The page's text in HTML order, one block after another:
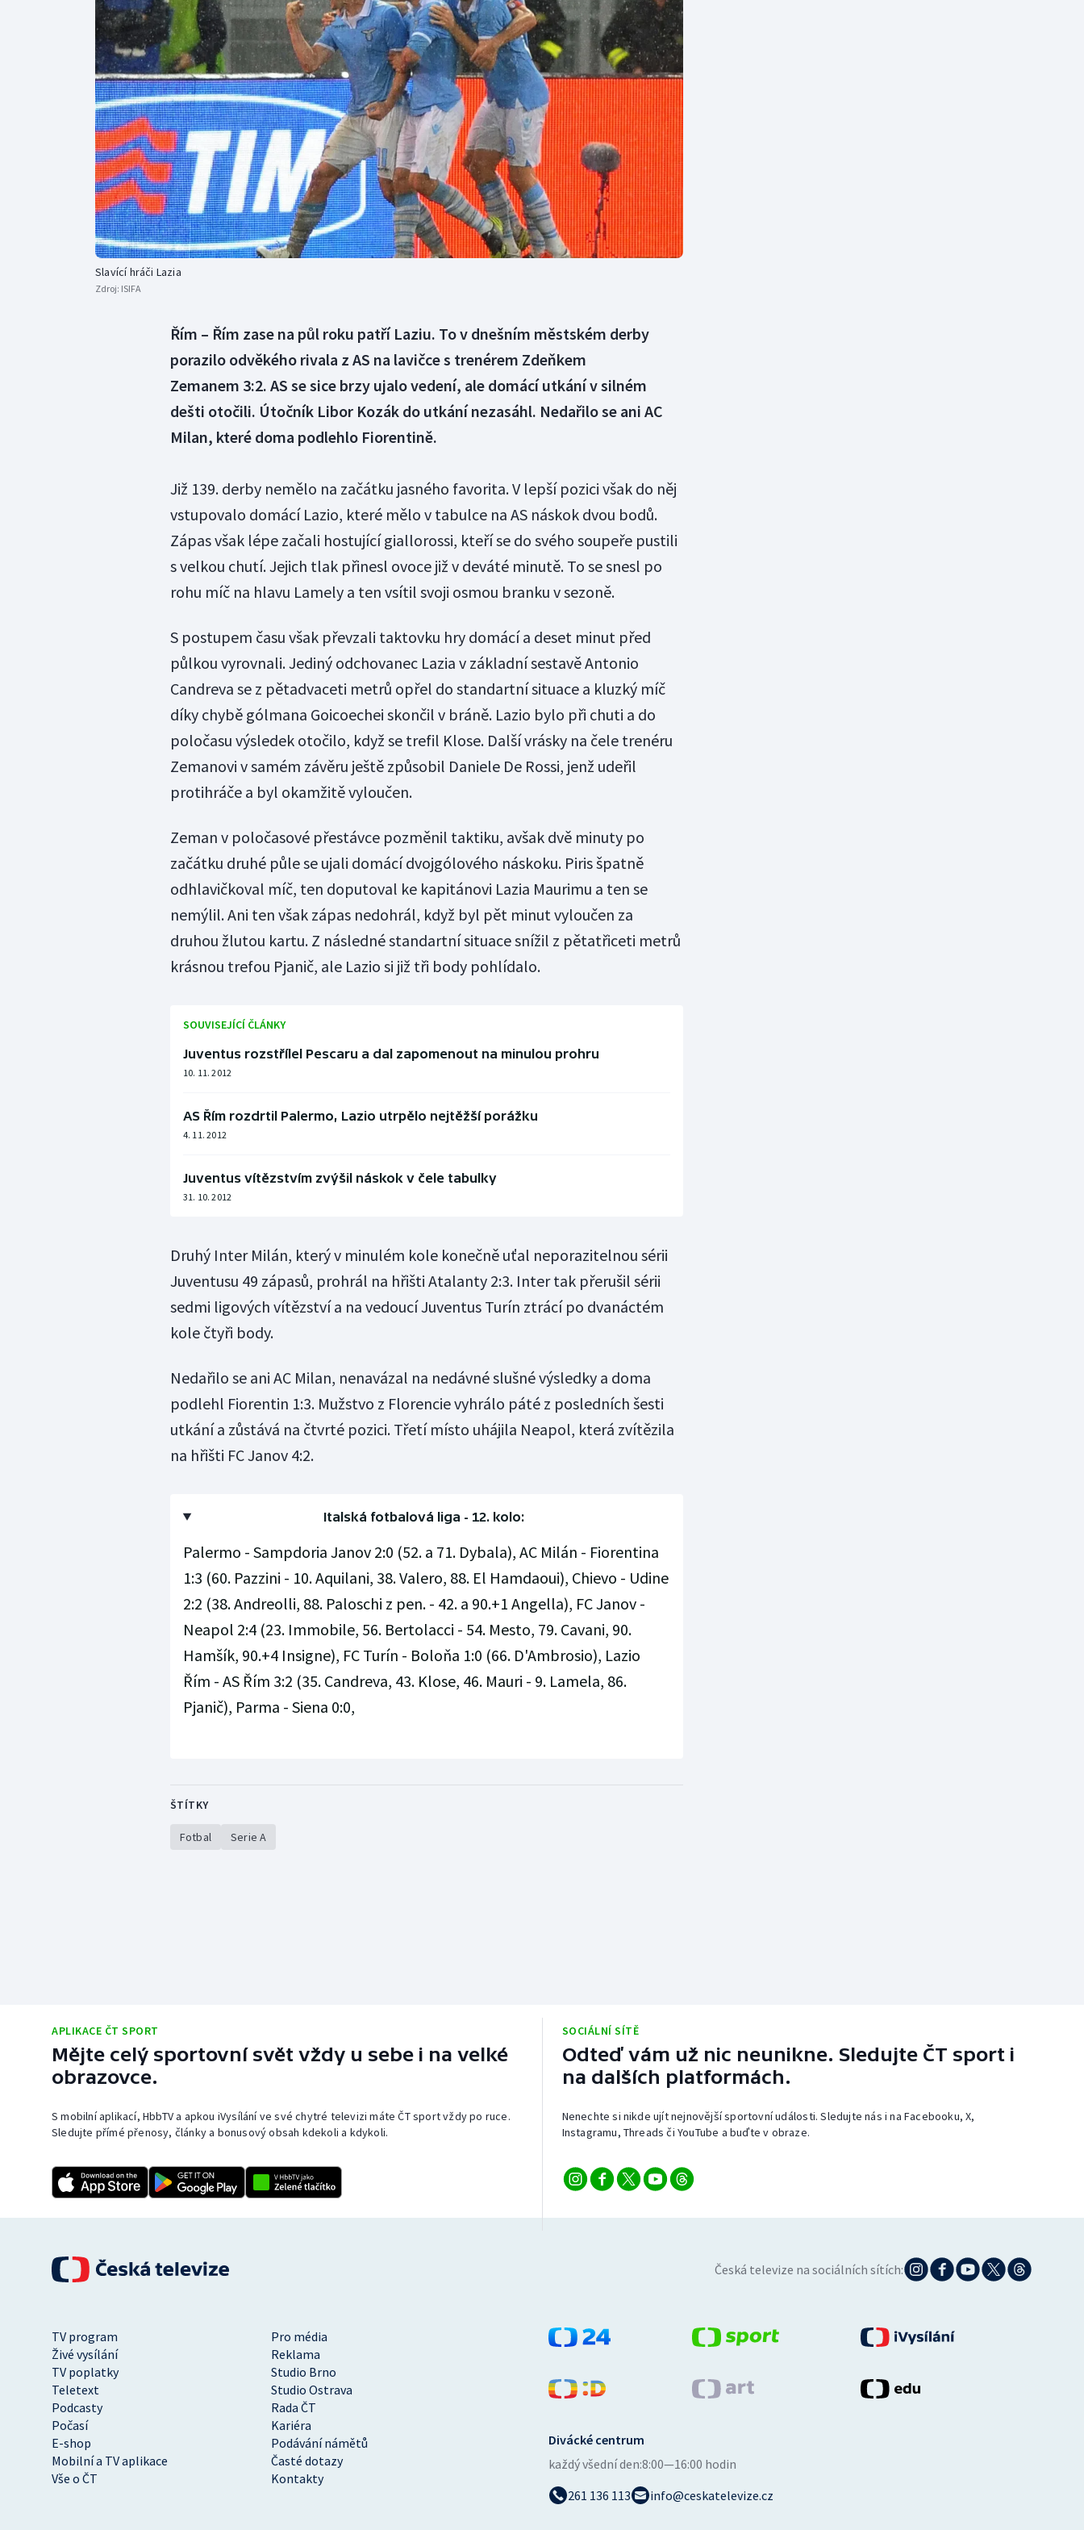
Curling
Dostihy
Florbal
Futsal
Golf
Gymnastika
Moderní pětiboj
Motorsport
Olympijské hry
Parasport
Plavání
Plážový volejbal
Triatlon
Veslování
Vodní slalom
Volejbal
Ostatní
Slavící hráči Lazia
Zdroj: ISIFA
Řím – Řím zase na půl roku patří Laziu. To v dnešním městském derby
porazilo odvěkého rivala z AS na lavičce s trenérem Zdeňkem
Zemanem 3:2. AS se sice brzy ujalo vedení, ale domácí utkání v silném
dešti otočili. Útočník Libor Kozák do utkání nezasáhl. Nedařilo se ani AC
Milan, které doma podlehlo Fiorentině.
Již 139. derby nemělo na začátku jasného favorita. V lepší pozici však do něj
vstupovalo domácí Lazio, které mělo v tabulce na AS náskok dvou bodů.
Zápas však lépe začali hostující giallorossi, kteří se do svého soupeře pustili
s velkou chutí. Jejich tlak přinesl ovoce již v deváté minutě. To se snesl po
rohu míč na hlavu Lamely a ten vsítil svoji osmou branku v sezoně.
S postupem času však převzali taktovku hry domácí a deset minut před
půlkou vyrovnali. Jediný odchovanec Lazia v základní sestavě Antonio
Candreva se z pětadvaceti metrů opřel do standartní situace a kluzký míč
díky chybě gólmana Goicoechei skončil v bráně. Lazio bylo při chuti a do
poločasu výsledek otočilo, když se trefil Klose. Další vrásky na čele trenéru
Zemanovi v samém závěru ještě způsobil Daniele De Rossi, jenž udeřil
protihráče a byl okamžitě vyloučen.
Zeman v poločasové přestávce pozměnil taktiku, avšak dvě minuty po
začátku druhé půle se ujali domácí dvojgólového náskoku. Piris špatně
odhlavičkoval míč, ten doputoval ke kapitánovi Lazia Maurimu a ten se
nemýlil. Ani ten však zápas nedohrál, když byl pět minut vyloučen za
druhou žlutou kartu. Z následné standartní situace snížil z pětatřiceti metrů
krásnou trefou Pjanič, ale Lazio si již tři body pohlídalo.
SOUVISEJÍCÍ ČLÁNKY
Juventus rozstřílel Pescaru a dal zapomenout na minulou prohru
10. 11. 2012
AS Řím rozdrtil Palermo, Lazio utrpělo nejtěžší porážku
4. 11. 2012
Juventus vítězstvím zvýšil náskok v čele tabulky
31. 10. 2012
Druhý Inter Milán, který v minulém kole konečně uťal neporazitelnou sérii
Juventusu 49 zápasů, prohrál na hřišti Atalanty 2:3. Inter tak přerušil sérii
sedmi ligových vítězství a na vedoucí Juventus Turín ztrácí po dvanáctém
kole čtyři body.
Nedařilo se ani AC Milan, nenavázal na nedávné slušné výsledky a doma
podlehl Fiorentin 1:3. Mužstvo z Florencie vyhrálo páté z posledních šesti
utkání a zůstává na čtvrté pozici. Třetí místo uhájila Neapol, která zvítězila
na hřišti FC Janov 4:2.
Italská fotbalová liga - 12. kolo:
Palermo - Sampdoria Janov 2:0 (52. a 71. Dybala), AC Milán - Fiorentina
1:3 (60. Pazzini - 10. Aquilani, 38. Valero, 88. El Hamdaoui), Chievo - Udine
2:2 (38. Andreolli, 88. Paloschi z pen. - 42. a 90.+1 Angella), FC Janov -
Neapol 2:4 (23. Immobile, 56. Bertolacci - 54. Mesto, 79. Cavani, 90.
Hamšík, 90.+4 Insigne), FC Turín - Boloňa 1:0 (66. D'Ambrosio), Lazio
Řím - AS Řím 3:2 (35. Candreva, 43. Klose, 46. Mauri - 9. Lamela, 86.
Pjanič), Parma - Siena 0:0,
ŠTÍTKY
Fotbal Serie A
APLIKACE ČT SPORT
Mějte celý sportovní svět vždy u sebe i na velké
obrazovce.
S mobilní aplikací, HbbTV a apkou iVysílání ve své chytré televizi máte ČT sport vždy po ruce.
Sledujte přímé přenosy, články a bonusový obsah kdekoli a kdykoli.
SOCIÁLNÍ SÍTĚ
Odteď vám už nic neunikne. Sledujte ČT sport i
na dalších platformách.
Nenechte si nikde ujít nejnovější sportovní události. Sledujte nás i na Facebooku, X,
Instagramu, Threads či YouTube a buďte v obraze.
Česká televize na sociálních sítích:
TV program
Pro média
Živé vysílání
Reklama
TV poplatky
Studio Brno
Teletext
Studio Ostrava
Podcasty
Rada ČT
Počasí
Kariéra
E-shop
Podávání námětů
Mobilní a TV aplikace
Časté dotazy
Vše o ČT
Kontakty
Divácké centrum
každý všední den:8:00—16:00 hodin
261 136 113
info@ceskatelevize.cz